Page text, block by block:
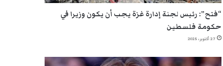
“فتح”: رئيس لجنة إدارة غزة يجب أن يكون وزيرا في
حكومة فلسطين
27 أكتوبر، 2025